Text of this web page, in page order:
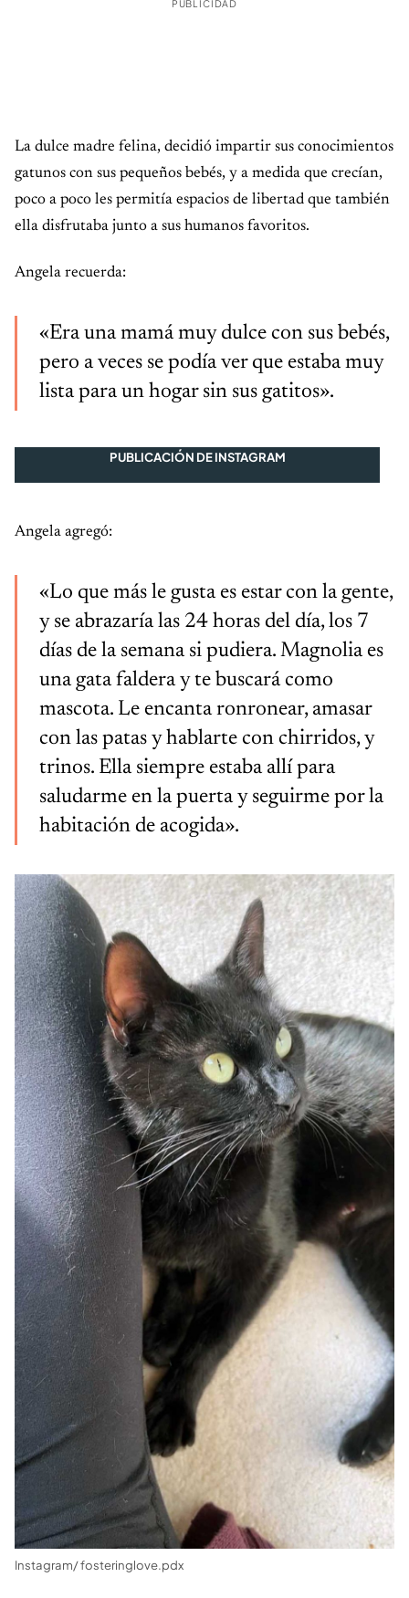
PUBLICIDAD
La dulce madre felina, decidió impartir sus conocimientos
gatunos con sus pequeños bebés, y a medida que crecían,
poco a poco les permitía espacios de libertad que también
ella disfrutaba junto a sus humanos favoritos.
Angela recuerda:
«Era una mamá muy dulce con sus bebés,
pero a veces se podía ver que estaba muy
lista para un hogar sin sus gatitos».
PUBLICACIÓN DE INSTAGRAM
Angela agregó:
«Lo que más le gusta es estar con la gente,
y se abrazaría las 24 horas del día, los 7
días de la semana si pudiera. Magnolia es
una gata faldera y te buscará como
mascota. Le encanta ronronear, amasar
con las patas y hablarte con chirridos, y
trinos. Ella siempre estaba allí para
saludarme en la puerta y seguirme por la
habitación de acogida».
Instagram/ fosteringlove.pdx